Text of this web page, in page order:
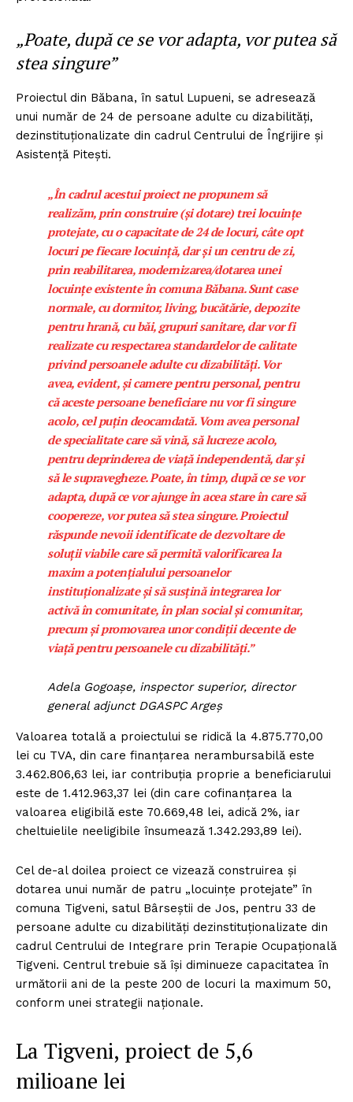
„Poate, după ce se vor adapta, vor putea să
stea singure”
Proiectul din Băbana, în satul Lupueni, se adresează
unui număr de 24 de persoane adulte cu dizabilități,
dezinstituționalizate din cadrul Centrului de Îngrijire și
Asistență Pitești.
„În cadrul acestui proiect ne propunem să
realizăm, prin construire (și dotare) trei locuințe
protejate, cu o capacitate de 24 de locuri, câte opt
locuri pe fiecare locuință, dar și un centru de zi,
prin reabilitarea, modernizarea/dotarea unei
locuințe existente în comuna Băbana. Sunt case
normale, cu dormitor, living, bucătărie, depozite
pentru hrană, cu băi, grupuri sanitare, dar vor fi
realizate cu respectarea standardelor de calitate
privind persoanele adulte cu dizabilități. Vor
avea, evident, și camere pentru personal, pentru
că aceste persoane beneficiare nu vor fi singure
acolo, cel puțin deocamdată. Vom avea personal
de specialitate care să vină, să lucreze acolo,
pentru deprinderea de viață independentă, dar și
să le supravegheze. Poate, în timp, după ce se vor
adapta, după ce vor ajunge în acea stare în care să
coopereze, vor putea să stea singure. Proiectul
răspunde nevoii identificate de dezvoltare de
soluții viabile care să permită valorificarea la
maxim a potențialului persoanelor
instituționalizate și să susțină integrarea lor
activă în comunitate, în plan social și comunitar,
precum și promovarea unor condiții decente de
viață pentru persoanele cu dizabilități.”
Adela Gogoașe, inspector superior, director
general adjunct DGASPC Argeș
Valoarea totală a proiectului se ridică la 4.875.770,00
lei cu TVA, din care finanțarea nerambursabilă este
3.462.806,63 lei, iar contribuția proprie a beneficiarului
este de 1.412.963,37 lei (din care cofinanțarea la
valoarea eligibilă este 70.669,48 lei, adică 2%, iar
cheltuielile neeligibile însumează 1.342.293,89 lei).
Cel de-al doilea proiect ce vizează construirea și
dotarea unui număr de patru „locuințe protejate” în
comuna Tigveni, satul Bârseștii de Jos, pentru 33 de
persoane adulte cu dizabilități dezinstituționalizate din
cadrul Centrului de Integrare prin Terapie Ocupațională
Tigveni. Centrul trebuie să își diminueze capacitatea în
următorii ani de la peste 200 de locuri la maximum 50,
conform unei strategii naționale.
La Tigveni, proiect de 5,6
milioane lei